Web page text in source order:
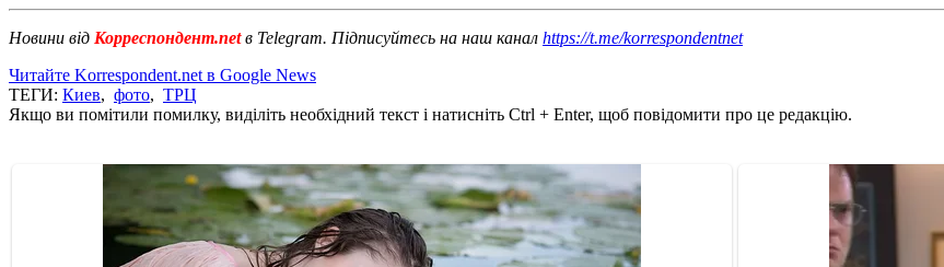
Новини від Корреспондент.netв Telegram. Підписуйтесь на наш канал https://t.me/korrespondentnet
Читайте Korrespondent.net в Google News
ТЕГИ: Киев, фото, ТРЦ
Якщо ви помітили помилку, виділіть необхідний текст і натисніть Ctrl + Enter, щоб повідомити про це редакцію.